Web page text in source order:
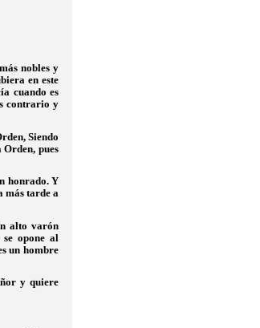
nobles y
en este
cuando es
contrario y
Siendo
pues
honrado. Y
más tarde a
alto varón
opone al
un hombre
y quiere